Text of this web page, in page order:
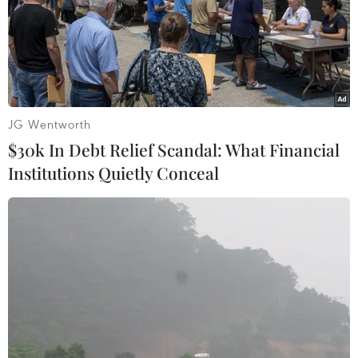
TIN LIÊN QUAN
JG Wentworth
$30k In Debt Relief Scandal: What Financial
Institutions Quietly Conceal